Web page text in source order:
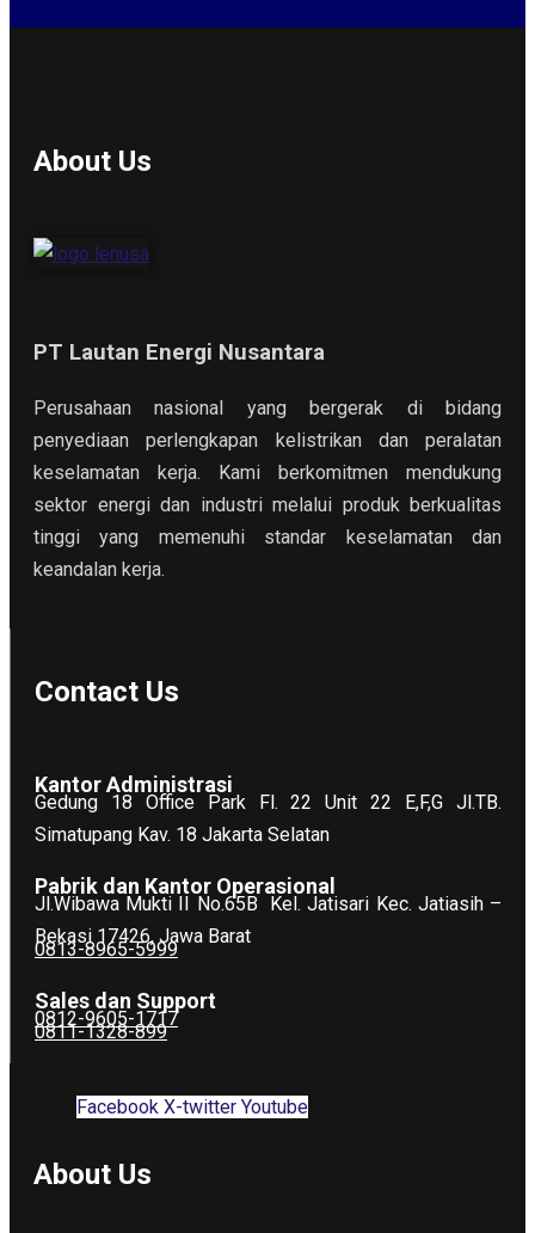
About Us
PT Lautan Energi Nusantara
Perusahaan nasional yang bergerak di bidang
penyediaan perlengkapan kelistrikan dan peralatan
keselamatan kerja. Kami berkomitmen mendukung
sektor energi dan industri melalui produk berkualitas
tinggi yang memenuhi standar keselamatan dan
keandalan kerja.
Contact Us
Kantor Administrasi
Gedung 18 Office Park Fl. 22 Unit 22 E,F,G Jl.TB.
Simatupang Kav. 18 Jakarta Selatan
Pabrik dan Kantor Operasional
Jl.Wibawa Mukti II No.65B
Kel. Jatisari Kec. Jatiasih –
Bekasi 17426, Jawa Barat
0813-8965-5999
Sales dan Support
0812-9605-1717
0811-1328-899
Facebook X-twitter Youtube
About Us